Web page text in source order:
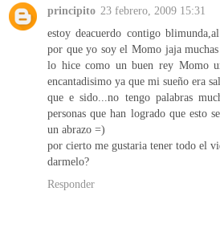
principito 23 febrero, 2009 15:31
estoy deacuerdo contigo
por que yo soy el Momo jaja
lo hice como un buen rey Momo
encantadisimo ya que mi sueño era
que e sido...no tengo palabras
personas que han logrado que esto
un abrazo =)
por cierto me gustaria tener todo el
darmelo?
Responder